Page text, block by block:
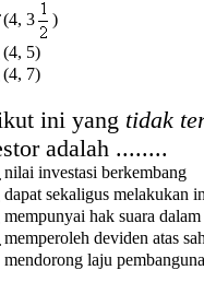
(4, 3
)
(4, 5)
(4, 7)
ini yang tidak
adalah ........
nilai investasi berkembang
dapat sekaligus melakukan
mempunyai hak suara
memperoleh deviden atas
mendorong laju